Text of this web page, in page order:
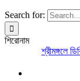
Search for:
শিরোনাম
শ্রীমঙ্গলে